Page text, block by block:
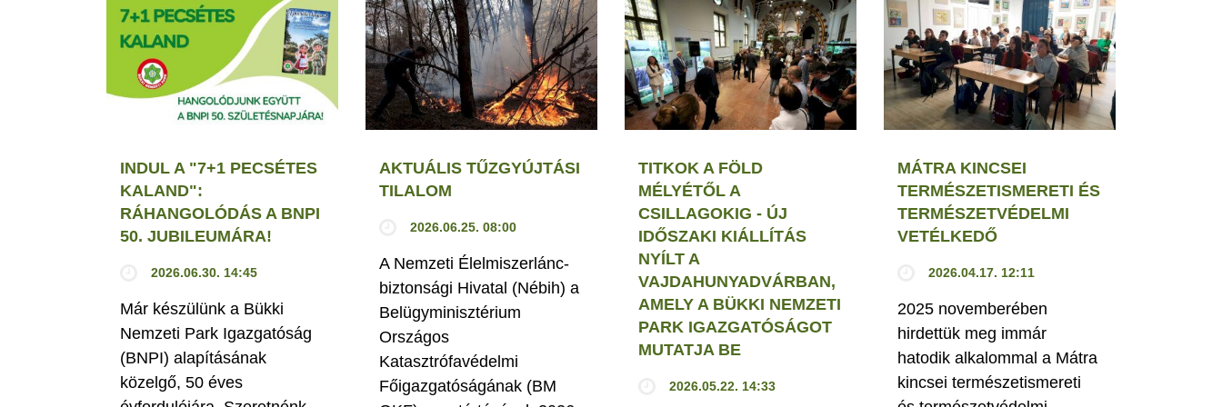
INDUL A "7+1 PECSÉTES
KALAND":
RÁHANGOLÓDÁS A BNPI
50. JUBILEUMÁRA!
2026.06.30. 14:45
Már készülünk a Bükki
Nemzeti Park Igazgatóság
(BNPI) alapításának
közelgő, 50 éves
AKTUÁLIS TŰZGYÚJTÁSI
TILALOM
2026.06.25. 08:00
A Nemzeti Élelmiszerlánc-
biztonsági Hivatal (Nébih) a
Belügyminisztérium
Országos
Katasztrófavédelmi
Főigazgatóságának (BM
TITKOK A FÖLD
MÉLYÉTŐL A
CSILLAGOKIG - ÚJ
IDŐSZAKI KIÁLLÍTÁS
NYÍLT A
VAJDAHUNYADVÁRBAN,
AMELY A BÜKKI NEMZETI
PARK IGAZGATÓSÁGOT
MUTATJA BE
2026.05.22. 14:33
MÁTRA KINCSEI
TERMÉSZETISMERETI ÉS
TERMÉSZETVÉDELMI
VETÉLKEDŐ
2026.04.17. 12:11
2025 novemberében
hirdettük meg immár
hatodik alkalommal a Mátra
kincsei természetismereti